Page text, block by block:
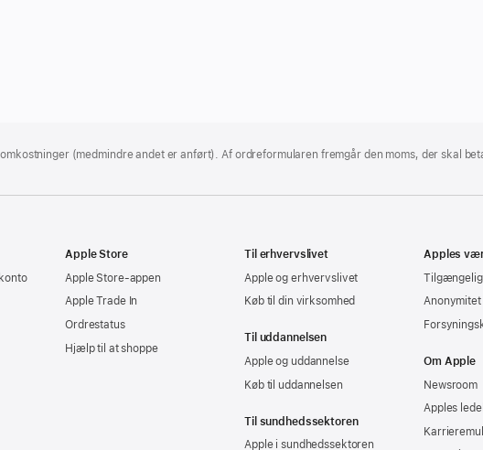
(medmindre andet er anført). Af ordreformularen fremgår den moms, der skal
Apple Store
Apple Store-appen
Apple Trade In
Ordrestatus
Hjælp til at shoppe
Til erhvervslivet
Apple og erhvervslivet
Køb til din virksomhed
Til uddannelsen
Apple og uddannelse
Køb til uddannelsen
Til sundhedssektoren
Apple i sundhedssektoren
Apples
Anonymitet
Om Apple
Newsroom
Apples